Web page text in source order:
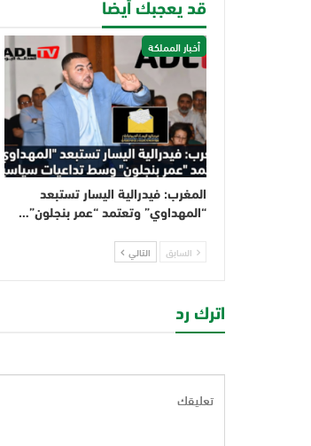
قد يعجبك أيضا
أخبار المملكة
المغرب: فيدرالية اليسار تستبعد
“المهداوي” وتعتمد “عمر بنجلون”…
السابق التالي
اترك رد